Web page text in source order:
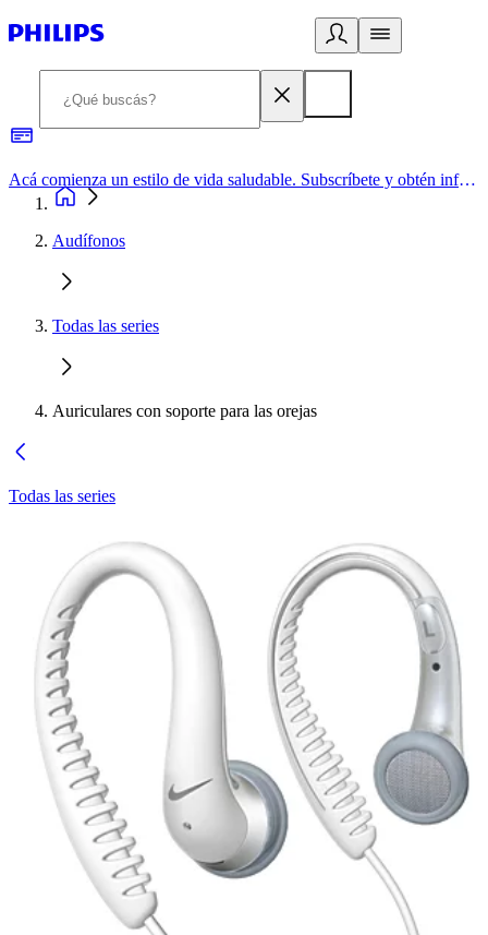
Acá comienza un estilo de vida saludable. Subscríbete y obtén información de primera mano
Audífonos
Todas las series
Auriculares con soporte para las orejas
Todas las series